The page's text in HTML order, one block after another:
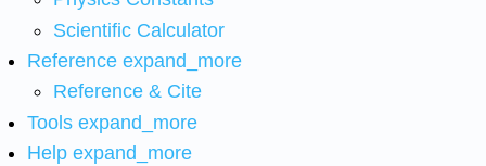
Scientific Calculator
Reference expand_more
Reference & Cite
Tools expand_more
Help expand_more